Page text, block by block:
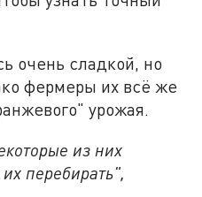
очень сладкой, но
фермеры их всё же
урожая.
из них
перебирать",